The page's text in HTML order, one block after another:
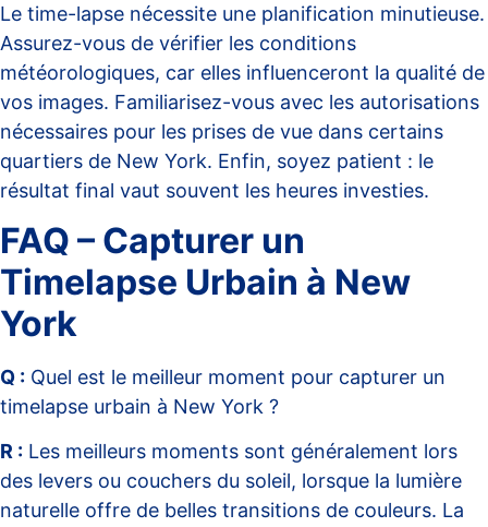
Le time-lapse nécessite une planification minutieuse.
Assurez-vous de vérifier les conditions
météorologiques, car elles influenceront la qualité de
vos images. Familiarisez-vous avec les autorisations
nécessaires pour les prises de vue dans certains
quartiers de New York. Enfin, soyez patient : le
résultat final vaut souvent les heures investies.
FAQ – Capturer un
Timelapse Urbain à New
York
Q : Quel est le meilleur moment pour capturer un
timelapse urbain à New York ?
R : Les meilleurs moments sont généralement lors
des levers ou couchers du soleil, lorsque la lumière
naturelle offre de belles transitions de couleurs. La